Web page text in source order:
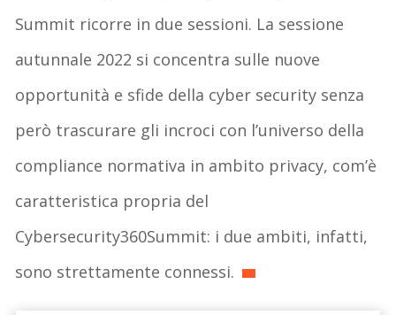
Summit ricorre in due sessioni. La sessione
autunnale 2022 si concentra sulle nuove
opportunità e sfide della cyber security senza
però trascurare gli incroci con l’universo della
compliance normativa in ambito privacy, com’è
caratteristica propria del
Cybersecurity360Summit: i due ambiti, infatti,
sono strettamente connessi.